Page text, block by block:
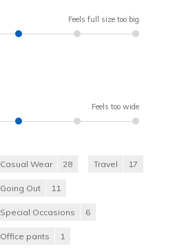
Feels full size too big
Feels too wide
Casual Wear 28 Travel 17
Going Out 11
Special Occasions 6
Office pants 1